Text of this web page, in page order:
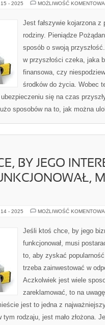
- 2025 MOŻLIWOŚĆ
Jest fałszywie kojarzona
rodziny. Pieniądze
sposób o swoją
w przyszłości czeka, jaka
finansowa, czy
środków do życia. Wobec
się na czas
sposobów na to, jak można
BY JEGO
- 2025 MOŻLIWOŚĆ
Jeśli ktoś chce, by jego
funkcjonował, musi
to, aby zyskać
trzeba zainwestować w
Aczkolwiek jest wiele
zareklamować, to na
jest to jedna z
tym rodzaju, jest mało złożona.